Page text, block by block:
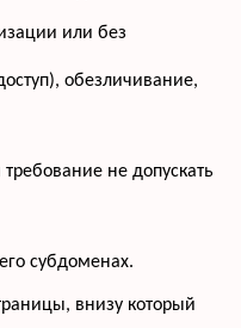
или без
обезличивание,
не допускать
субдоменах.
внизу который